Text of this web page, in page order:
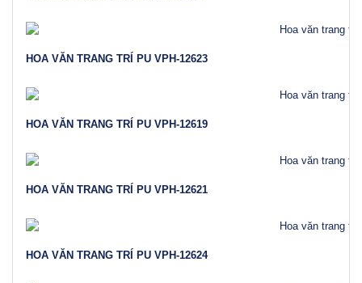
HOA VĂN TRANG TRÍ PU VPH-12623
HOA VĂN TRANG TRÍ PU VPH-12619
HOA VĂN TRANG TRÍ PU VPH-12621
HOA VĂN TRANG TRÍ PU VPH-12624